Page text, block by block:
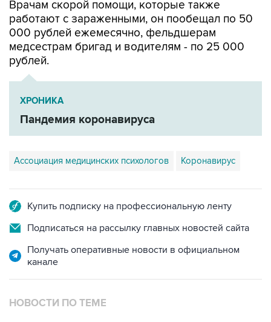
000 рублей ежемесячно, фельдшерам
медсестрам бригад и водителям - по 25 000
рублей.
ХРОНИКА
Пандемия коронавируса
Ассоциация медицинских психологов Коронавирус
Подписаться на рассылку главных новостей сайта
Получать оперативные новости в официальном
НОВОСТИ ПО ТЕМЕ
8 апреля 2020 года 15:45